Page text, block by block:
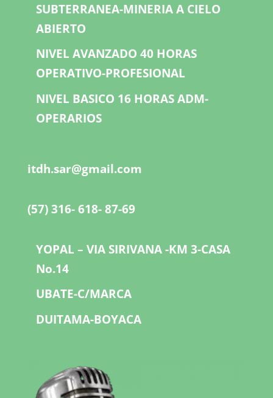
SUBTERRANEA-MINERIA A CIELO
ABIERTO
NIVEL AVANZADO 40 HORAS
OPERATIVO-PROFESIONAL
NIVEL BASICO 16 HORAS ADM-
OPERARIOS
itdh.sar@gmail.com
(57) 316- 618- 87-69
YOPAL – VIA SIRIVANA -KM 3-CASA
No.14
UBATE-C/MARCA
DUITAMA-BOYACA